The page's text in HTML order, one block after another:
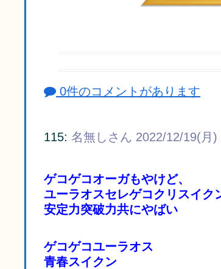
0件のコメントがあります
115: 名無しさん 2022/12/19(月
ゲコゲコオーガもやけど、
ユーラオスセレゲコクリスイク
安定力突破力共にやばい
ゲコゲコユーラオス
青春スイクン